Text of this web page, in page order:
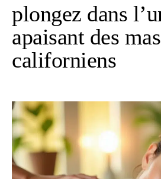
plongez dans
apaisant des
californiens